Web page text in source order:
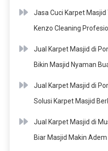
Jasa Cuci Karpet
Kenzo Cleaning
Jual Karpet Masjid di
Bikin Masjid Nyaman
Jual Karpet Masjid di
Solusi Karpet Masjid
Jual Karpet Masjid di
Biar Masjid Makin